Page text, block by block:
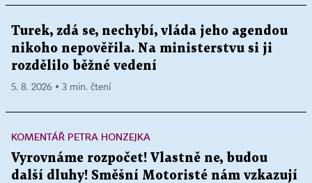
Turek, zdá se, nechybí, vláda jeho agendou
nikoho nepověřila. Na ministerstvu si ji
rozdělilo běžné vedení
5. 8. 2026 ▪ 3 min. čtení
KOMENTÁŘ PETRA HONZEJKA
Vyrovnáme rozpočet! Vlastně ne, budou
další dluhy! Směšní Motoristé nám vzkazují